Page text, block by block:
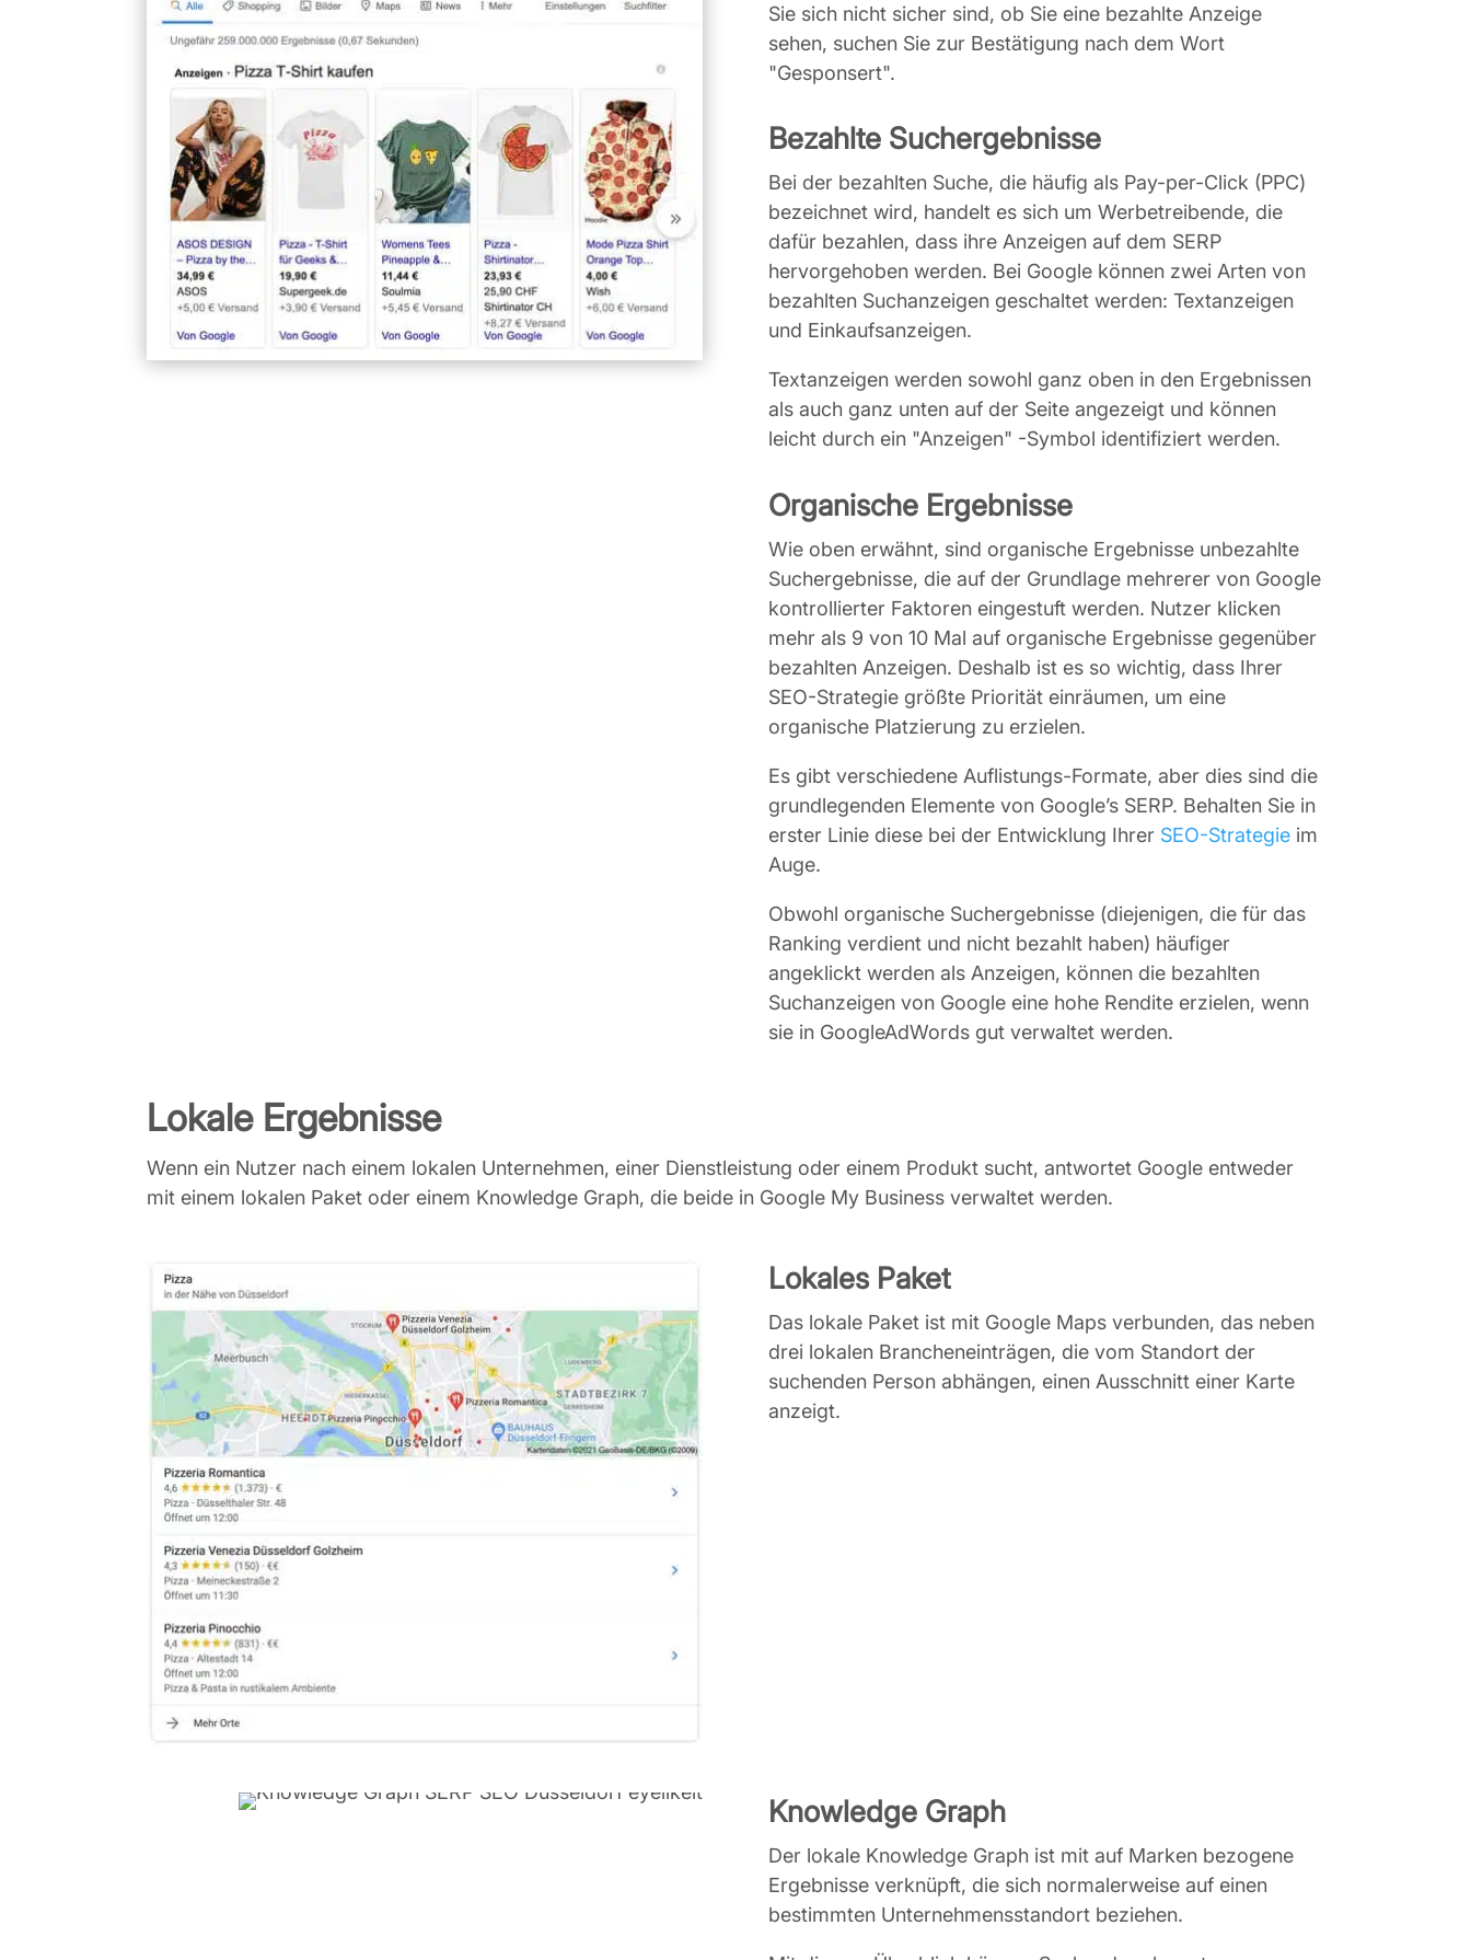
Sie sich nicht sicher sind, ob Sie eine bezahlte Anzeige
sehen, suchen Sie zur Bestätigung nach dem Wort
"Gesponsert".
Bezahlte Suchergebnisse
Bei der bezahlten Suche, die häufig als Pay-per-Click (PPC)
bezeichnet wird, handelt es sich um Werbetreibende, die
dafür bezahlen, dass ihre Anzeigen auf dem SERP
hervorgehoben werden. Bei Google können zwei Arten von
bezahlten Suchanzeigen geschaltet werden: Textanzeigen
und Einkaufsanzeigen.
Textanzeigen werden sowohl ganz oben in den Ergebnissen
als auch ganz unten auf der Seite angezeigt und können
leicht durch ein "Anzeigen" -Symbol identifiziert werden.
Organische Ergebnisse
Wie oben erwähnt, sind organische Ergebnisse unbezahlte
Suchergebnisse, die auf der Grundlage mehrerer von Google
kontrollierter Faktoren eingestuft werden. Nutzer klicken
mehr als 9 von 10 Mal auf organische Ergebnisse gegenüber
bezahlten Anzeigen. Deshalb ist es so wichtig, dass Ihrer
SEO-Strategie größte Priorität einräumen, um eine
organische Platzierung zu erzielen.
Es gibt verschiedene Auflistungs-Formate, aber dies sind die
grundlegenden Elemente von Google’s SERP. Behalten Sie in
erster Linie diese bei der Entwicklung Ihrer SEO-Strategieim
Auge.
Obwohl organische Suchergebnisse (diejenigen, die für das
Ranking verdient und nicht bezahlt haben) häufiger
angeklickt werden als Anzeigen, können die bezahlten
Suchanzeigen von Google eine hohe Rendite erzielen, wenn
sie in GoogleAdWords gut verwaltet werden.
Lokale Ergebnisse
Wenn ein Nutzer nach einem lokalen Unternehmen, einer Dienstleistung oder einem Produkt sucht, antwortet Google entweder
mit einem lokalen Paket oder einem Knowledge Graph, die beide in Google My Business verwaltet werden.
Lokales Paket
Das lokale Paket ist mit Google Maps verbunden, das neben
drei lokalen Brancheneinträgen, die vom Standort der
suchenden Person abhängen, einen Ausschnitt einer Karte
anzeigt.
Knowledge Graph
Der lokale Knowledge Graph ist mit auf Marken bezogene
Ergebnisse verknüpft, die sich normalerweise auf einen
bestimmten Unternehmensstandort beziehen.